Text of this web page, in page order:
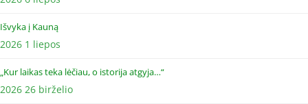
Išvyka į Kauną
2026 1 liepos
„Kur laikas teka lėčiau, o istorija atgyja…“
2026 26 birželio